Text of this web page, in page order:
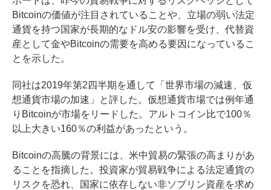
Bitcoinの価値が注目されていることや、立場の弱い法定
通貨を持つ国家が長期的なドル安の影響を受け、代替資
産として金やBitcoinの需要を高める要因になっているこ
とを示した。
同社は2019年第2四半期を通して「世界市場の減速、仮
想通貨市場の加速」と評した。仮想通貨市場では例年通
りBitcoinが市場をリードした。アルトコイン比で100％
以上大きい160％の利益があったという。
Bitcoinの高騰の背景には、米中貿易の緊張の高まりがあ
ることを指摘した。投資家が貿易戦争による法定通貨の
リスクを恐れ、国家に依存しない非ソブリン資産を求め